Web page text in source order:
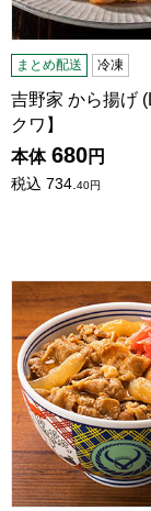
まとめ配送 冷凍
吉野家 から揚げ
クワ】
本体 680円
税込 734.40円
吉野家 冷凍 紅